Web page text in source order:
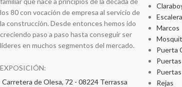
los 80 con vocación de empresa al servicio de
la construcción. Desde entonces hemos ido
creciendo paso a paso hasta conseguir ser
líderes en muchos segmentos del mercado.
EXPOSICIÓN:
Carretera de Olesa, 72 - 08224 Terrassa
Marcos
Puerta
Puertas
Rejas